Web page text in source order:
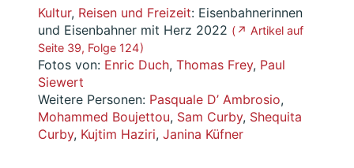
Kultur, Reisen und Freizeit: Eisenbahnerinnen
und Eisenbahner mit Herz 2022 ( ↗ Artikel auf
Seite 39, Folge 124 )
Fotos von: Enric Duch, Thomas Frey, Paul
Siewert
Weitere Personen: Pasquale D’ Ambrosio,
Mohammed Boujettou, Sam Curby, Shequita
Curby, Kujtim Haziri, Janina Küfner